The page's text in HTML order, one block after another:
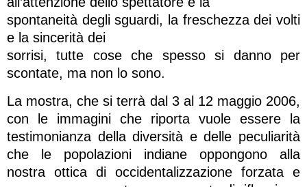
spontaneità degli sguardi, la freschezza dei volti
e la sincerità dei
sorrisi, tutte cose che spesso si danno per
scontate, ma non lo sono.
La mostra, che si terrà dal 3 al 12 maggio 2006,
con le immagini che riporta vuole essere la
testimonianza della diversità e delle peculiarità
che le popolazioni indiane oppongono alla
nostra ottica di occidentalizzazione forzata e